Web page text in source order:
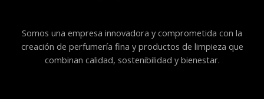
Somos una empresa innovadora y comprometida con la
creación de perfumería fina y productos de limpieza que
combinan calidad, sostenibilidad y bienestar.